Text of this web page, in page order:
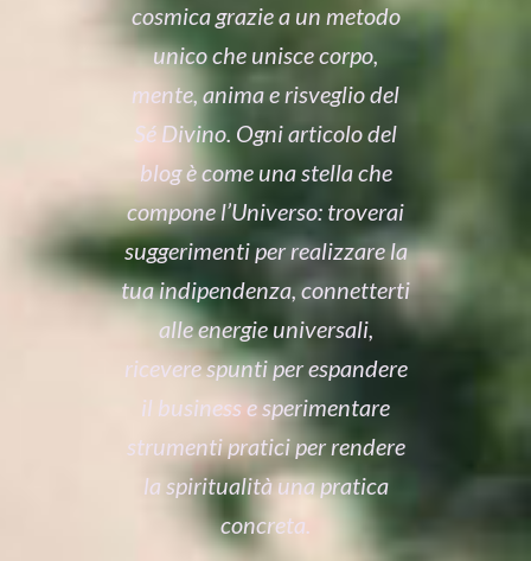
cosmica grazie a un metodo
unico che unisce corpo,
mente, anima e risveglio del
Sé Divino. Ogni articolo del
blog è come una stella che
compone l’Universo: troverai
suggerimenti per realizzare la
tua indipendenza, connetterti
alle energie universali,
ricevere spunti per espandere
il business e sperimentare
strumenti pratici per rendere
la spiritualità una pratica
concreta.